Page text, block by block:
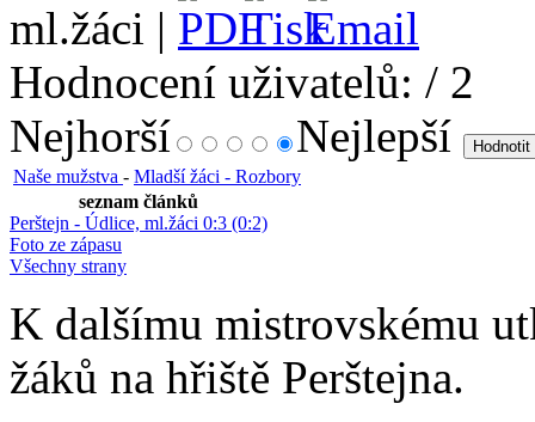
ml.žáci |
Hodnocení uživatelů: / 2
Nejhorší
Nejlepší
Naše mužstva - Mladší žáci - Rozbory
seznam článků
Perštejn - Údlice, ml.žáci 0:3 (0:2)
Foto ze zápasu
Všechny strany
K dalšímu mistrovskému
žáků na hřiště Perštejna.